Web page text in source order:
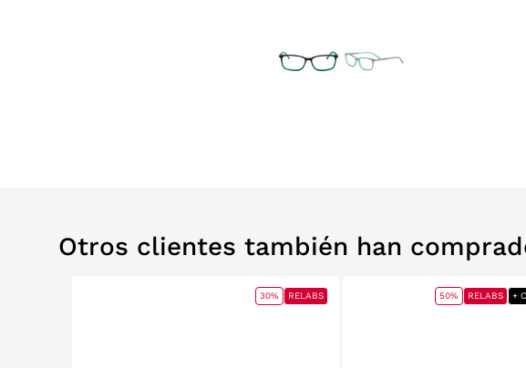
Otros clientes también han
30% RELABS 50% RELABS +